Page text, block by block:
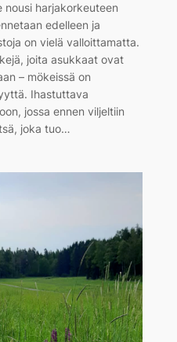
nousi harjakorkeuteen
edelleen ja
on vielä valloittamatta.
joita asukkaat ovat
– mökeissä on
Ihastuttava
jossa ennen viljeltiin
joka tuo…